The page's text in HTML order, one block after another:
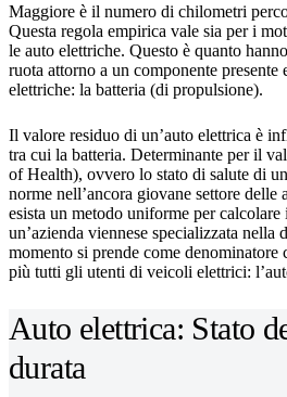
Maggiore è il numero di chilometri
Questa regola empirica vale sia per i
le auto elettriche. Questo è quanto
ruota attorno a un componente presente
elettriche: la batteria (di propulsione).
Il valore residuo di un’auto elettrica è
tra cui la batteria. Determinante per il
of Health), ovvero lo stato di salute di
norme nell’ancora giovane settore delle
esista un metodo uniforme per
un’azienda viennese specializzata nella
momento si prende come denominatore
più tutti gli utenti di veicoli elettrici:
Auto elettrica: Stato
durata